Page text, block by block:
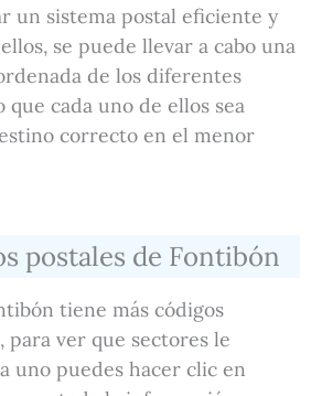
un sistema postal eficiente y
se puede llevar a cabo una
de los diferentes
que cada uno de ellos sea
correcto en el menor
postales de Fontibón
tiene más códigos
para ver que sectores le
uno puedes hacer clic en